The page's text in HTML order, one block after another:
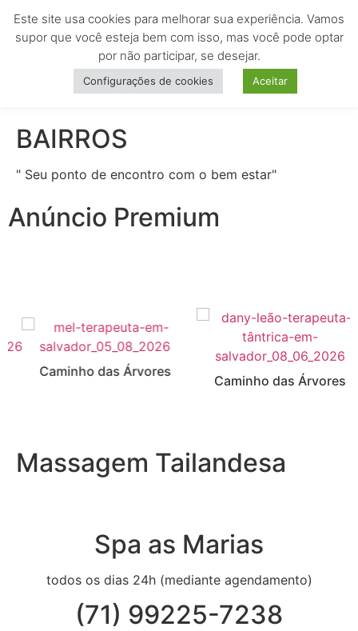
MENU
BAIRROS
" Seu ponto de encontro com o bem estar"
Anúncio Premium
Caminho das Árvores
Caminho das Árvores
Massagem Tailandesa
Spa as Marias
todos os dias 24h (mediante agendamento)
(71) 99225-7238
Este site usa cookies para melhorar sua experiência. Vamos
supor que você esteja bem com isso, mas você pode optar
por não participar, se desejar.
Configurações de cookies Aceitar